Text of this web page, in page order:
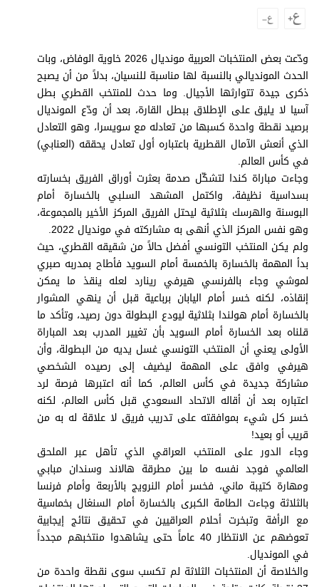
الترفيه
التعليم والمعرفة
الذكاء الاصطناعي
تغطيات
فيديو
بودكاست
إنفوجراف
قصة صورة
كاريكتير
برامج
عدد اليوم
مواقيت الصلاة
الأحوال الجوية
ودّعت بعض المنتخبات العربية مونديال 2026 خاوية الوفاض، وبات
الحدث المونديالي بالنسبة لها مناسبة للنسيان، بدلاً من أن يصبح
ذكرى جيدة تتوارثها الأجيال. وما حدث للمنتخب القطري بطل
آسيا لا يليق على الإطلاق ببطل القارة، بعد أن ودّع المونديال
برصيد نقطة واحدة كسبها من تعادله مع سويسرا، وهو التعادل
الذي أنعش الآمال القطرية باعتباره أول تعادل يحققه (العنابي)
في كأس العالم.
وجاءت مباراة كندا لتشكّل صدمة بعثرت أوراق الفريق بخسارته
بسداسية نظيفة، واكتمل المشهد السلبي بالخسارة أمام
البوسنة والهرسك بثلاثية ليحتل الفريق المركز الأخير بالمجموعة،
وهو نفس المركز الذي أنهى به مشاركته في مونديال 2022.
ولم يكن المنتخب التونسي أفضل حالاً من شقيقه القطري، حيث
بدأ المهمة بالخسارة بالخمسة أمام السويد فأطاح بمدربه صبري
لموشي وجاء بالفرنسي هيرفي رينارد لعله ينقذ ما يمكن
إنقاذه، لكنه خسر أمام اليابان برباعية قبل أن ينهي المشوار
بالخسارة أمام هولندا بثلاثية ليودع البطولة دون رصيد، وتأكد ما
قلناه بعد الخسارة أمام السويد بأن تغيير المدرب بعد المباراة
الأولى يعني أن المنتخب التونسي غسل يديه من البطولة، وأن
هيرفي وافق على المهمة ليضيف إلى رصيده الشخصي
مشاركة جديدة في كأس العالم، كما أنه اعتبرها فرصة لرد
اعتباره بعد أن أقاله الاتحاد السعودي قبل كأس العالم، لكنه
خسر كل شيء بموافقته على تدريب فريق لا علاقة له به من
قريب أو بعيد!
وجاء الدور على المنتخب العراقي الذي تأهل عبر الملحق
العالمي فوجد نفسه ما بين مطرقة هالاند وسندان مبابي
ومهارة كتيبة ماني، فخسر أمام النرويج بالأربعة وأمام فرنسا
بالثلاثة وجاءت الطامة الكبرى بالخسارة أمام السنغال بخماسية
مع الرأفة وتبخرت أحلام العراقيين في تحقيق نتائج إيجابية
تعوضهم عن الانتظار 40 عاماً حتى يشاهدوا منتخبهم مجدداً
في المونديال.
والخلاصة أن المنتخبات الثلاثة لم تكسب سوى نقطة واحدة من